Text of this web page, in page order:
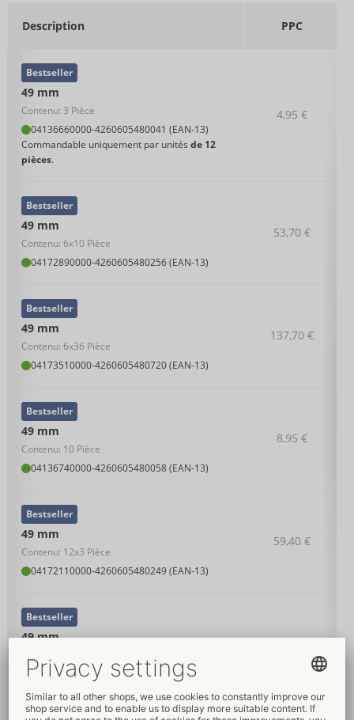
Description PPC
49 mm
Contenu: 3 Pièce
04136660000-4260605480041 (EAN-13)
Commandable uniquement par unités de 12
pièces.
Bestseller
4,95 €
49 mm
Contenu: 6x10 Pièce
04172890000-4260605480256 (EAN-13)
Bestseller
53,70 €
49 mm
Contenu: 6x36 Pièce
04173510000-4260605480720 (EAN-13)
Bestseller
137,70 €
49 mm
Contenu: 10 Pièce
04136740000-4260605480058 (EAN-13)
Bestseller
8,95 €
49 mm
Contenu: 12x3 Pièce
04172110000-4260605480249 (EAN-13)
Bestseller
59,40 €
49 mm
04136820000 -4260605480065 (EAN-13)
Bestseller